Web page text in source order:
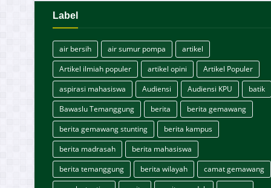
Label
air bersih air sumur pompa
artikel
Artikel ilmiah populer
artikel opini
Artikel Populer
aspirasi mahasiswa
Audiensi Audiensi KPU
batik
Bawaslu Temanggung
berita
berita gemawang
berita gemawang stunting
berita kampus
berita madrasah
berita mahasiswa
berita temanggung
berita wilayah
camat gemawang